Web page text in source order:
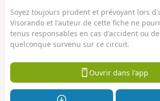
Soyez toujours prudent et prévoyant lors
Visorando et l'auteur de cette fiche ne
tenus responsables en cas d'accident ou
quelconque survenu sur ce circuit.
Ouvrir dans l'app